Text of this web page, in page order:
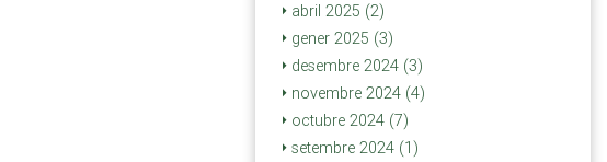
abril 2025 (2)
gener 2025 (3)
desembre 2024 (3)
novembre 2024 (4)
octubre 2024 (7)
setembre 2024 (1)